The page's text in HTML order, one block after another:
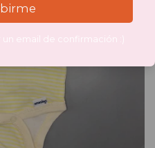
un email de confirmación :)